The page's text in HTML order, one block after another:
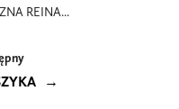
REINA...